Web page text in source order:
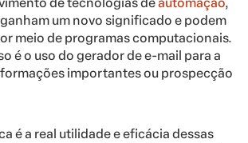
de tecnologias deautomação,
um novo significado e podem
meio de programas computacionais.
é o uso do gerador de e-mail para a
importantes ou prospecção
é a real utilidade e eficácia dessas